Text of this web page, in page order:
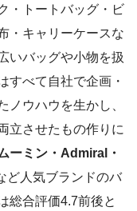
・トートバッグ・ビ
・キャリーケースな
いバッグや小物を扱
すべて自社で企画・
ノウハウを生かし、
立させたもの作りに
ーミン・Admiral・
ど人気ブランドのバ
総合評価4.7前後と